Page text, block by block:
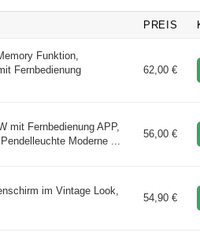
PREIS
Funktion,
Fernbedienung
62,00 €
mit Fernbedienung APP,
Moderne ...
56,00 €
im Vintage Look,
54,90 €